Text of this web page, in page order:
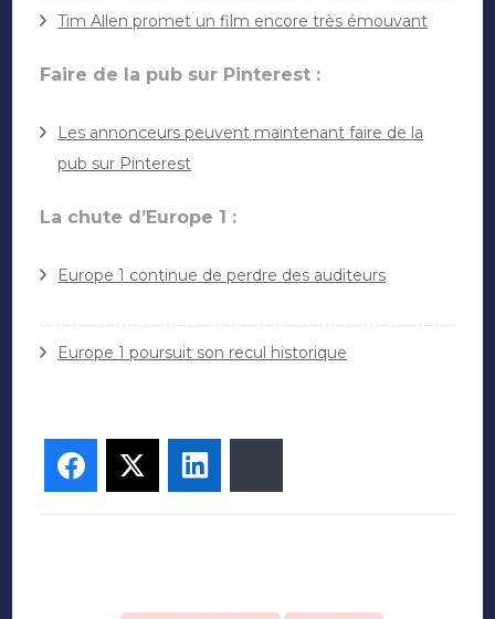
Tim Allen promet un film encore très émouvant
Faire de la pub sur Pinterest :
Les annonceurs peuvent maintenant faire de la
pub sur Pinterest
La chute d’Europe 1 :
Europe 1 continue de perdre des auditeurs
Europe 1 poursuit son recul historique
FacebookTwitter